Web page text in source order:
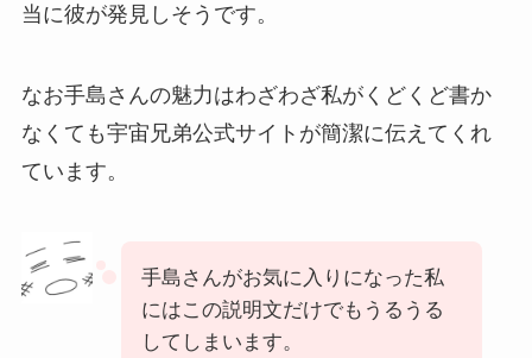
当に彼が発見しそうです。
なお手島さんの魅力はわざわざ私がくどくど書か
なくても宇宙兄弟公式サイトが簡潔に伝えてくれ
ています。
手島さんがお気に入りになった私
にはこの説明文だけでもうるうる
してしまいます。